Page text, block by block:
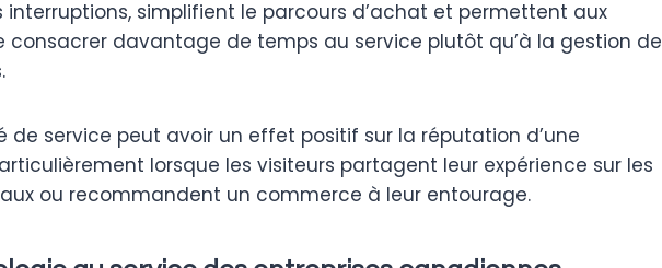
interruptions, simplifient le parcours d’achat et permettent aux
consacrer davantage de temps au service plutôt qu’à la gestion
de service peut avoir un effet positif sur la réputation d’une
lorsque les visiteurs partagent leur expérience sur les
ou recommandent un commerce à leur entourage.